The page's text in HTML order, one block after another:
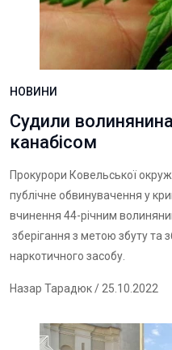
НОВИНИ
Судили
канабісом
Прокурори Ковельської
публічне обвинувачення у
вчинення 44-річним
зберігання з метою збуту та
наркотичного засобу.
Назар Тарадюк/ 25.10.2022